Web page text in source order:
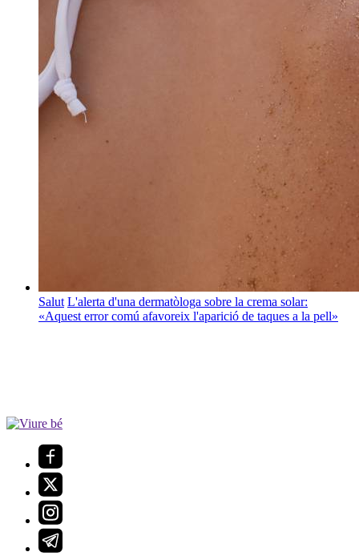
Salut L'alerta d'una dermatòloga sobre la crema solar:
«Aquest error comú afavoreix l'aparició de taques a la pell»